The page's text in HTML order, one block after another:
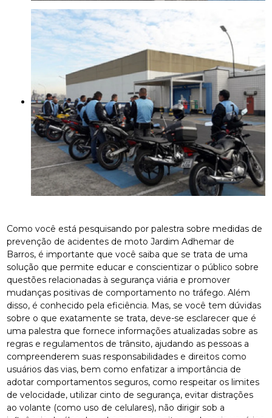
Como você está pesquisando por palestra sobre medidas de
prevenção de acidentes de moto Jardim Adhemar de
Barros, é importante que você saiba que se trata de uma
solução que permite educar e conscientizar o público sobre
questões relacionadas à segurança viária e promover
mudanças positivas de comportamento no tráfego. Além
disso, é conhecido pela eficiência. Mas, se você tem dúvidas
sobre o que exatamente se trata, deve-se esclarecer que é
uma palestra que fornece informações atualizadas sobre as
regras e regulamentos de trânsito, ajudando as pessoas a
compreenderem suas responsabilidades e direitos como
usuários das vias, bem como enfatizar a importância de
adotar comportamentos seguros, como respeitar os limites
de velocidade, utilizar cinto de segurança, evitar distrações
ao volante (como uso de celulares), não dirigir sob a